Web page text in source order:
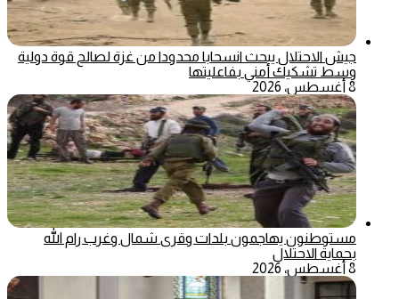
جيش الاحتلال يبحث انسحابا محدودا من غزة لصالح قوة دولية
وسط تشكيك أمني بفاعليتها
8 أغسطس، 2026
مستوطنون يهاجمون بلدات وقرى شمال وغرب رام الله
بحماية الاحتلال
8 أغسطس، 2026